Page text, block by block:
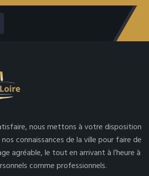
nous mettons à votre disposition
connaissances de la ville pour faire de
agréable, le tout en arrivant à l’heure à
comme professionnels.